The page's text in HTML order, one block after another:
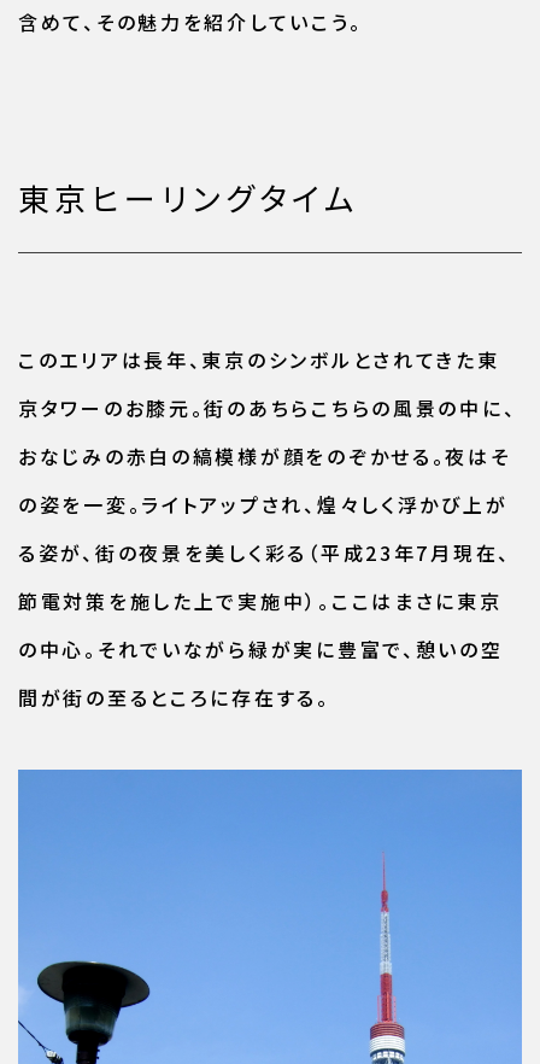
含めて、その魅力を紹介していこう。
東京ヒーリングタイム
このエリアは長年、東京のシンボルとされてきた東
京タワーのお膝元。街のあちらこちらの風景の中に、
おなじみの赤白の縞模様が顔をのぞかせる。夜はそ
の姿を一変。ライトアップされ、煌々しく浮かび上が
る姿が、街の夜景を美しく彩る（平成23年7月現在、
節電対策を施した上で実施中）。ここはまさに東京
の中心。それでいながら緑が実に豊富で、憩いの空
間が街の至るところに存在する。